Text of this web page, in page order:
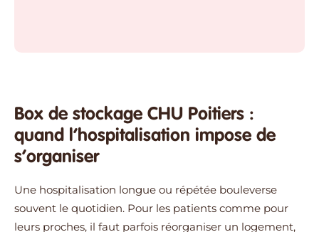
Box de stockage CHU Poitiers :
quand l’hospitalisation impose de
s’organiser
Une hospitalisation longue ou répétée bouleverse
souvent le quotidien. Pour les patients comme pour
leurs proches, il faut parfois réorganiser un logement,